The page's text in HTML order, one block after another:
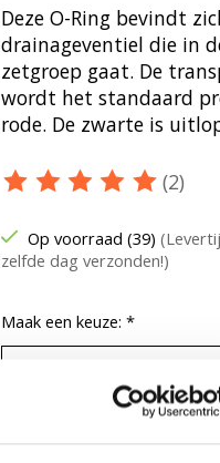
Deze O-Ring bevindt
drainageventiel die in
zetgroep gaat. De
wordt het standaard
rode. De zwarte is
De beoordeling van dit
(2)
Op voorraad (39)
zelfde dag verzonden!)
Maak een keuze: *